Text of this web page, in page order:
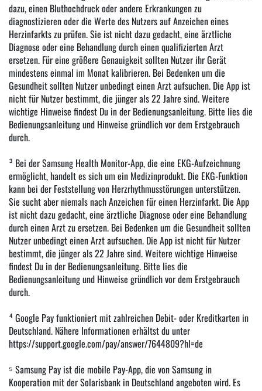
dazu, einen Bluthochdruck oder andere Erkrankungen zu
diagnostizieren oder die Werte des Nutzers auf Anzeichen eines
Herzinfarkts zu prüfen. Sie ist nicht dazu gedacht, eine ärztliche
Diagnose oder eine Behandlung durch einen qualifizierten Arzt
ersetzen. Für eine größere Genauigkeit sollten Nutzer ihr Gerät
mindestens einmal im Monat kalibrieren. Bei Bedenken um die
Gesundheit sollten Nutzer unbedingt einen Arzt aufsuchen. Die App ist
nicht für Nutzer bestimmt, die jünger als 22 Jahre sind. Weitere
wichtige Hinweise findest Du in der Bedienungsanleitung. Bitte lies die
Bedienungsanleitung und Hinweise gründlich vor dem Erstgebrauch
durch.
³ Bei der Samsung Health Monitor-App, die eine EKG-Aufzeichnung
ermöglicht, handelt es sich um ein Medizinprodukt. Die EKG-Funktion
kann bei der Feststellung von Herzrhythmusstörungen unterstützen.
Sie sucht aber niemals nach Anzeichen für einen Herzinfarkt. Die App
ist nicht dazu gedacht, eine ärztliche Diagnose oder eine Behandlung
durch einen Arzt zu ersetzen. Bei Bedenken um die Gesundheit sollten
Nutzer unbedingt einen Arzt aufsuchen. Die App ist nicht für Nutzer
bestimmt, die jünger als 22 Jahre sind. Weitere wichtige Hinweise
findest Du in der Bedienungsanleitung. Bitte lies die
Bedienungsanleitung und Hinweise gründlich vor dem Erstgebrauch
durch.
⁴ Google Pay funktioniert mit zahlreichen Debit- oder Kreditkarten in
Deutschland. Nähere Informationen erhältst du unter
https://support.google.com/pay/answer/7644809?hl=de
⁵ Samsung Pay ist die mobile Pay-App, die von Samsung in
Kooperation mit der Solarisbank in Deutschland angeboten wird. Es